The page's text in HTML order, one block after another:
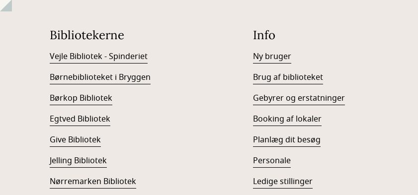
Bibliotekerne
Vejle Bibliotek - Spinderiet
Børnebiblioteket i Bryggen
Børkop Bibliotek
Egtved Bibliotek
Give Bibliotek
Jelling Bibliotek
Nørremarken Bibliotek
Info
Ny bruger
Brug af biblioteket
Gebyrer og erstatninger
Booking af lokaler
Planlæg dit besøg
Personale
Ledige stillinger